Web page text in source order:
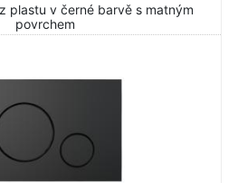
plastu v černé barvě s matným
povrchem